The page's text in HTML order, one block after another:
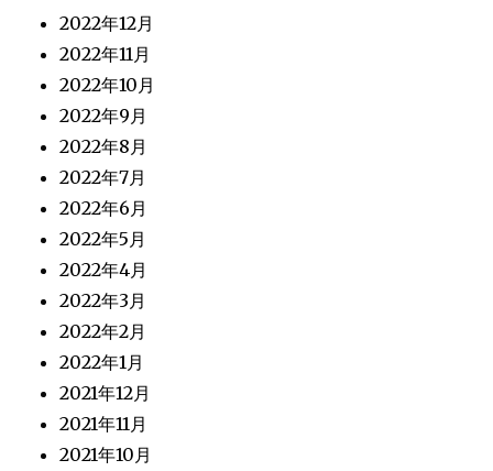
2022年12月
2022年11月
2022年10月
2022年9月
2022年8月
2022年7月
2022年6月
2022年5月
2022年4月
2022年3月
2022年2月
2022年1月
2021年12月
2021年11月
2021年10月